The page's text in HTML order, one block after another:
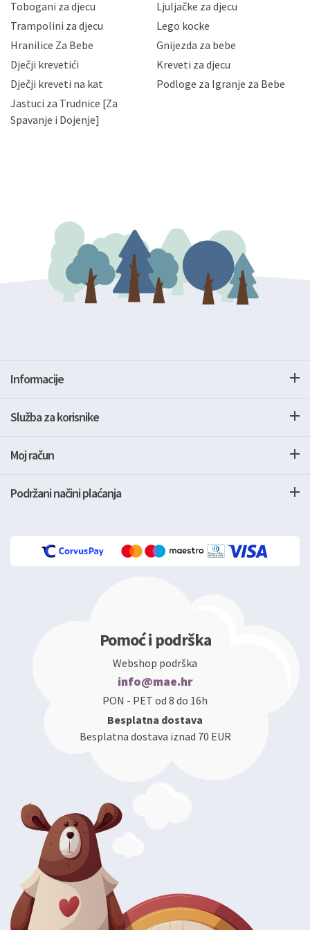
priopćavanje osobnih podataka samo onim svojim
zaposlenicima kojima su isti potrebni radi provedbe
slučajevima koji su dozvoljeni zakonima. Napominjemo
da možete u svako doba, u potpunosti ili djelomice,
zatražiti prestanak aktivnosti obrade Vaših osobnih
podataka. Opoziv privole možete podnijeti poštom na
gore navedenu adresu ili e-mailom na adresu:
Tobogani za djecu
Ljuljačke za djecu
Trampolini za djecu
Lego kocke
Hranilice Za Bebe
Gnijezda za bebe
Dječji krevetići
Kreveti za djecu
Dječji kreveti na kat
Podloge za Igranje za Bebe
Jastuci za Trudnice [Za
Spavanje i Dojenje]
Informacije
Služba za korisnike
Moj račun
Podržani načini plaćanja
Pomoć i podrška
Webshop podrška
info@mae.hr
PON - PET od 8 do 16h
Besplatna dostava
Besplatna dostava iznad 70 EUR